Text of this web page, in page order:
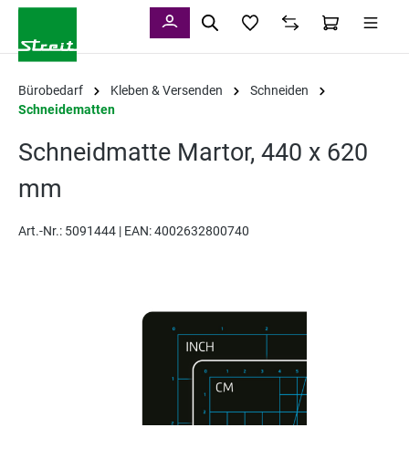
Bürobedarf Kleben & Versenden
Schneiden
Schneidematten
Schneidmatte Martor, 440 x 620
mm
Art.-Nr.: 5091444 | EAN: 4002632800740